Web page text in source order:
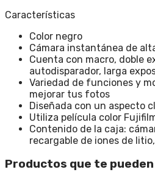
Características
Color negro
Cámara instantánea de
Cuenta con macro, doble
autodisparador, larga
Variedad de funciones y
mejorar tus fotos
Diseñada con un aspecto
Utiliza película color
Contenido de la caja:
recargable de iones de
Productos que te